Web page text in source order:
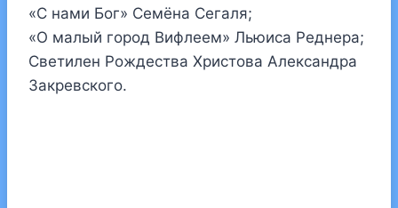
«С нами Бог» Семёна Сегаля;
«О малый город Вифлеем» Льюиса Реднера;
Светилен Рождества Христова Александра
Закревского.